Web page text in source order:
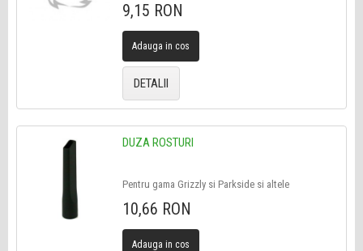
9,15 RON
Adauga in cos
DETALII
DUZA ROSTURI
Pentru gama Grizzly si Parkside si altele
10,66 RON
Adauga in cos